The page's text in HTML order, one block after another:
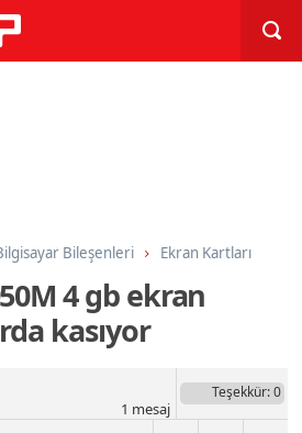
Bileşenleri Ekran Kartları
4 gb ekran
kasıyor
Teşekkür: 0
1 mesaj